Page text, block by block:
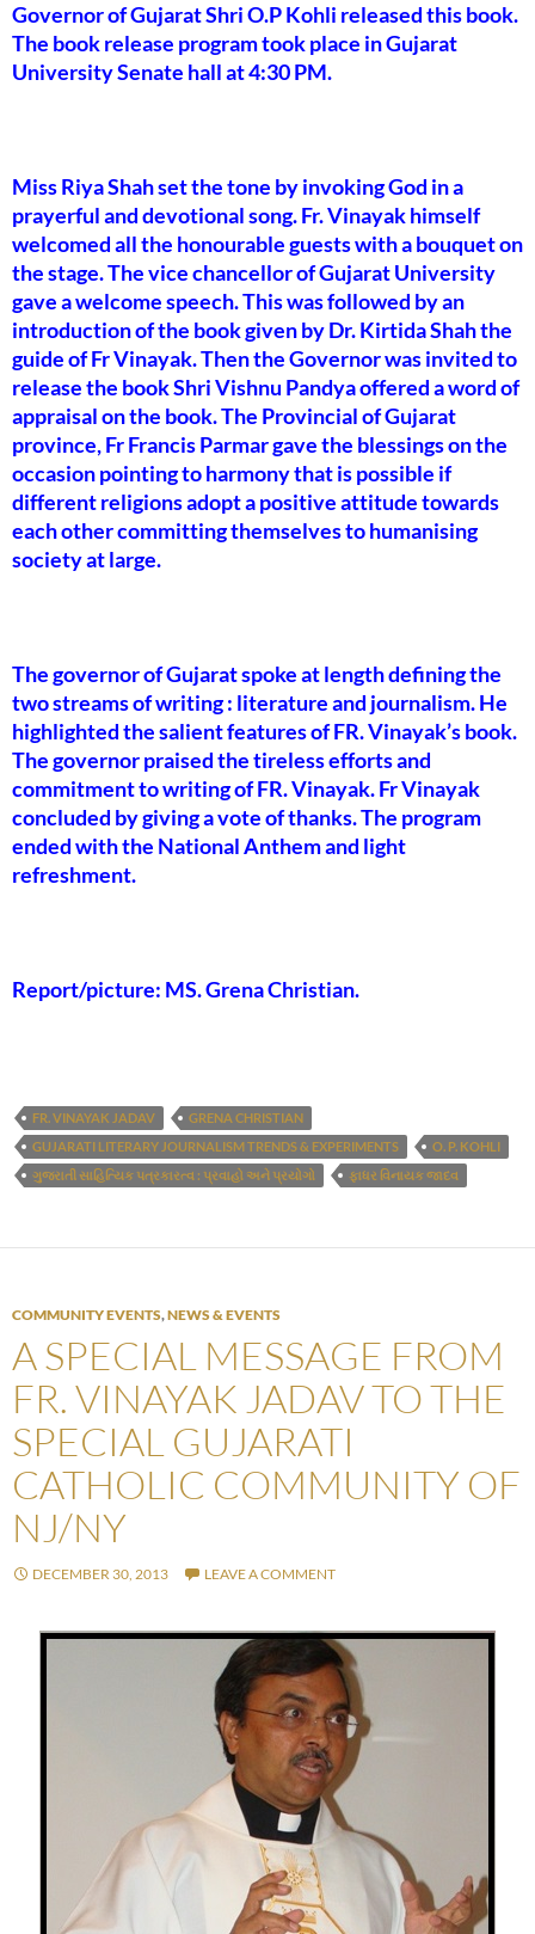
Governor of Gujarat Shri O.P Kohli released this book.
The book release program took place in Gujarat
University Senate hall at 4:30 PM.
Miss Riya Shah set the tone by invoking God in a
prayerful and devotional song. Fr. Vinayak himself
welcomed all the honourable guests with a bouquet on
the stage. The vice chancellor of Gujarat University
gave a welcome speech. This was followed by an
introduction of the book given by Dr. Kirtida Shah the
guide of Fr Vinayak. Then the Governor was invited to
release the book Shri Vishnu Pandya offered a word of
appraisal on the book. The Provincial of Gujarat
province, Fr Francis Parmar gave the blessings on the
occasion pointing to harmony that is possible if
different religions adopt a positive attitude towards
each other committing themselves to humanising
society at large.
The governor of Gujarat spoke at length defining the
two streams of writing : literature and journalism. He
highlighted the salient features of FR. Vinayak’s book.
The governor praised the tireless efforts and
commitment to writing of FR. Vinayak. Fr Vinayak
concluded by giving a vote of thanks. The program
ended with the National Anthem and light
refreshment.
Report/picture: MS. Grena Christian.
FR. VINAYAK JADAV
GRENA CHRISTIAN
GUJARATI LITERARY JOURNALISM TRENDS & EXPERIMENTS
O. P. KOHLI
ગુજરાતી સાહિત્યિક પત્રકારત્વ : પ્રવાહો અને પ્રયોગો
ફાધર વિનાયક જાદવ
COMMUNITY EVENTS,NEWS & EVENTS
A SPECIAL MESSAGE FROM
FR. VINAYAK JADAV TO THE
SPECIAL GUJARATI
CATHOLIC COMMUNITY OF
NJ/NY
DECEMBER 30, 2013 LEAVE A COMMENT